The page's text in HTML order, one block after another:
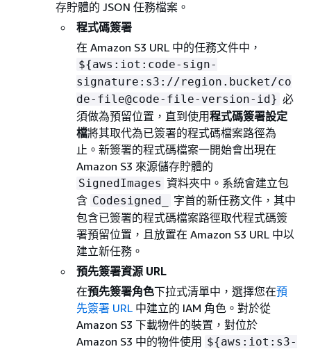
存貯體的 JSON 任務檔案。
程式碼簽署
在 Amazon S3 URL 中的任務文件中，
${aws:iot:code-sign-
signature:s3://region.bucket/co
de-file@code-file-version-id} 必
須做為預留位置，直到使用程式碼簽署設定
檔將其取代為已簽署的程式碼檔案路徑為
止。新簽署的程式碼檔案一開始會出現在
Amazon S3 來源儲存貯體的
SignedImages 資料夾中。系統會建立包
含 Codesigned_
字首的新任務文件，其中
包含已簽署的程式碼檔案路徑取代程式碼簽
署預留位置，且放置在 Amazon S3 URL 中以
建立新任務。
預先簽署資源 URL
在預先簽署角色下拉式清單中，選擇您在預
先簽署 URL 中建立的 IAM 角色。對於從
Amazon S3 下載物件的裝置，對位於
Amazon S3 中的物件使用 ${aws:iot:s3-